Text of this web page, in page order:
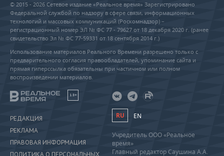
© 2015 - 2026 Сетевое издание «Реальное время» Зарегистрировано
Федеральной службой по надзору в сфере связи, информационных
технологий и массовых коммуникаций (Роскомнадзор) –
регистрационный номер ЭЛ № ФС 77 - 79627 от 18 декабря 2020 г. (ранее
свидетельство Эл № ФС 77-59331 от 18 сентября 2014 г.)
Использование материалов Реального Времени разрешено только с
предварительного согласия правообладателей, упоминание сайта и
прямая гиперссылка обязательны при частичном или полном
воспроизведении материалов.
18+
РЕДАКЦИЯ
РЕКЛАМА
ПРАВОВАЯ ИНФОРМАЦИЯ
ПОЛИТИКА О ПЕРСОНАЛЬНЫХ
RU EN
Учредитель ООО «Реальное
время»
Главный редактор Саушина А.А.